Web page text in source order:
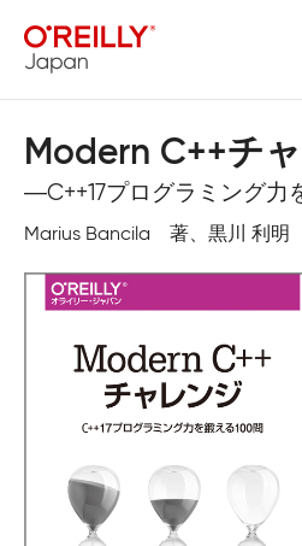
Modern C++チ
―C++17プログラミング力
Marius Bancila 著、黒川 利